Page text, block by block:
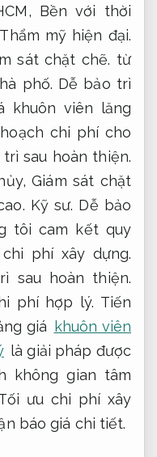
Bền với thời
Thẩm mỹ hiện đại.
sát chặt chẽ. từ
phố. Dễ bảo trì
khuôn viên lăng
chi phí cho
sau hoàn thiện.
Giám sát chặt
Kỹ sư. Dễ bảo
tôi cam kết quy
phí xây dựng.
sau hoàn thiện.
phí hợp lý. Tiến
giá
khuôn viên
là giải pháp được
không gian tâm
ưu chi phí xây
báo giá chi tiết.